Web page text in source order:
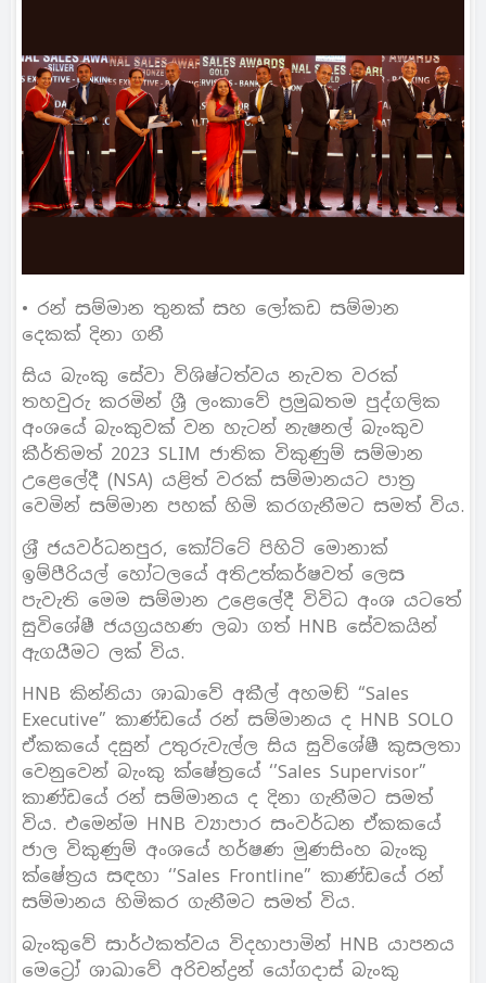
• රන් සම්මාන තුනක් සහ ලෝකඩ සම්මාන
දෙකක් දිනා ගනී
සිය බැංකු සේවා විශිෂ්ටත්වය නැවත වරක්
තහවුරු කරමින් ශ්‍රී ලංකාවේ ප‍්‍රමුඛතම පුද්ගලික
අංශයේ බැංකුවක් වන හැටන් නැෂනල් බැංකුව
කීර්තිමත් 2023 SLIM ජාතික විකුණුම් සම්මාන
උළෙලේදී (NSA) යළිත් වරක් සම්මානයට පාත‍්‍ර
වෙමින් සම්මාන පහක් හිමි කරගැනීමට සමත් විය.
ශ‍්‍රී ජයවර්ධනපුර, කෝට්ටේ පිහිටි මොනාක්
ඉම්පීරියල් හෝටලයේ අතිඋත්කර්ෂවත් ලෙස
පැවැති මෙම සම්මාන උළෙලේදී විවිධ අංශ යටතේ
සුවිශේෂී ජයග‍්‍රයහණ ලබා ගත් HNB සේවකයින්
ඇගයීමට ලක් විය.
HNB කින්නියා ශාඛාවේ අකීල් අහමඞ් “Sales
Executive” කාණ්ඩයේ රන් සම්මානය ද HNB SOLO
ඒකකයේ දසුන් උතුරුවැල්ල සිය සුවිශේෂී කුසලතා
වෙනුවෙන් බැංකු ක්ෂේත‍්‍රයේ ‘’Sales Supervisor”
කාණ්ඩයේ රන් සම්මානය ද දිනා ගැනීමට සමත්
විය. එමෙන්ම HNB ව්‍යාපාර සංවර්ධන ඒකකයේ
ජාල විකුණුම් අංශයේ හර්ෂණ මුණසිංහ බැංකු
ක්ෂේත‍්‍රය සඳහා ‘’Sales Frontline” කාණ්ඩයේ රන්
සම්මානය හිමිකර ගැනීමට සමත් විය.
බැංකුවේ සාර්ථකත්වය විදහාපාමින් HNB යාපනය
මෙට්‍රෝ ශාඛාවේ අරිචන්ද්‍රන් යෝගදාස් බැංකු